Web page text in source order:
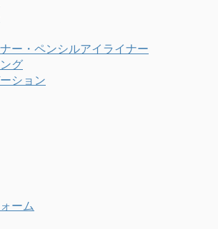
ー・ペンシルアイライナー
グ
ション
ーム